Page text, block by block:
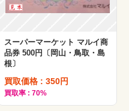
スーパーマーケット マルイ商
品券 500円〔岡山・鳥取・島
根〕
買取価格 : 350円
買取率 : 70%